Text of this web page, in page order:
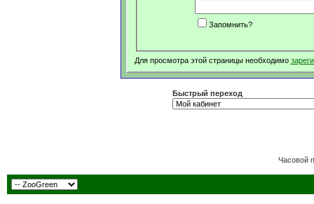
Запомнить?
Для просмотра этой страницы необходимо
Быстрый переход
Часовой